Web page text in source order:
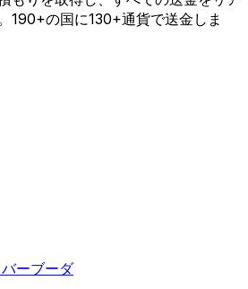
190+の国に130+通貨で送金しま
ーブーダ